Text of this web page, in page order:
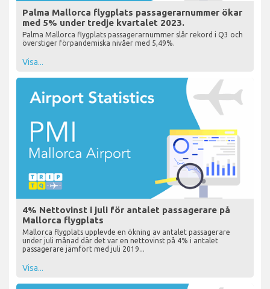
Palma Mallorca flygplats passagerarnummer ökar
med 5% under tredje kvartalet 2023.
Palma Mallorca flygplats passagerarnummer slår rekord i Q3 och
överstiger förpandemiska nivåer med 5,49%.
Visa...
4% Nettovinst i juli för antalet passagerare på
Mallorca flygplats
Mallorca flygplats upplevde en ökning av antalet passagerare
under juli månad där det var en nettovinst på 4% i antalet
passagerare jämfört med juli 2019...
Visa...